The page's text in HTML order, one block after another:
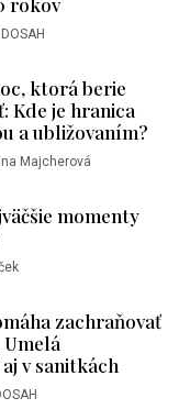
ktorá berie
Kde je hranica
a ubližovaním?
Majcherová
momenty
zachraňovať
v sanitkách